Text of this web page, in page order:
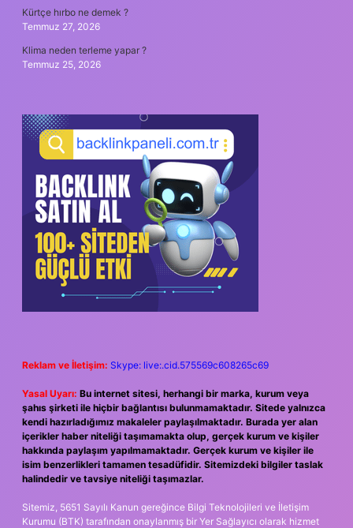
Kürtçe hırbo ne demek ?
Temmuz 27, 2026
Klima neden terleme yapar ?
Temmuz 25, 2026
Reklam ve İletişim: Skype: live:.cid.575569c608265c69
Yasal Uyarı: Bu internet sitesi, herhangi bir marka, kurum veya
şahıs şirketi ile hiçbir bağlantısı bulunmamaktadır. Sitede yalnızca
kendi hazırladığımız makaleler paylaşılmaktadır. Burada yer alan
içerikler haber niteliği taşımamakta olup, gerçek kurum ve kişiler
hakkında paylaşım yapılmamaktadır. Gerçek kurum ve kişiler ile
isim benzerlikleri tamamen tesadüfidir. Sitemizdeki bilgiler taslak
halindedir ve tavsiye niteliği taşımazlar.
Sitemiz, 5651 Sayılı Kanun gereğince Bilgi Teknolojileri ve İletişim
Kurumu (BTK) tarafından onaylanmış bir Yer Sağlayıcı olarak hizmet